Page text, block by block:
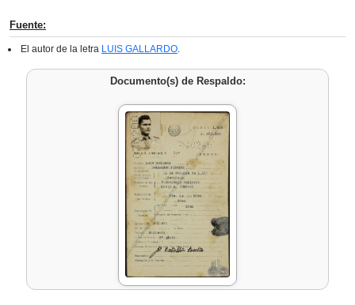
Fuente:
El autor de la letra LUIS GALLARDO.
Documento(s) de Respaldo: